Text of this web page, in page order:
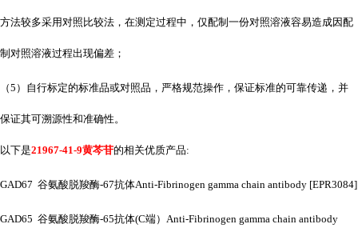
方法较多采用对照比较法，在测定过程中，仅配制一份对照溶液容易造成因配
制对照溶液过程出现偏差；
（5）自行标定的标准品或对照品，严格规范操作，保证标准的可靠传递，并
保证其可溯源性和准确性。
以下是21967-41-9黄芩苷的相关优质产品:
GAD67 谷氨酸脱羧酶-67抗体Anti-Fibrinogen gamma chain antibody [EPR3084]
GAD65 谷氨酸脱羧酶-65抗体(C端）Anti-Fibrinogen gamma chain antibody